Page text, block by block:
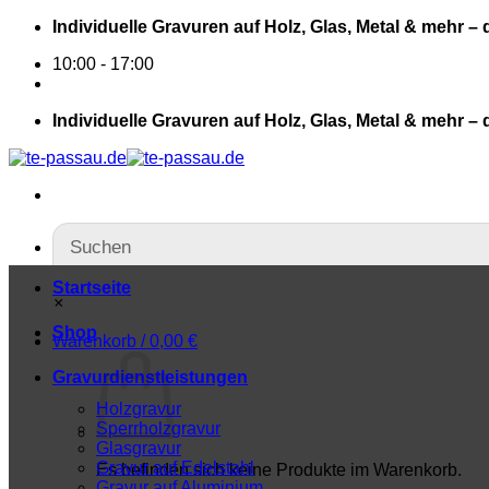
Individuelle Gravuren auf Holz, Glas, Metal & mehr –
10:00 - 17:00
Individuelle Gravuren auf Holz, Glas, Metal & mehr –
×
Warenkorb /0,00 €
Es befinden sich keine Produkte im Warenkorb.
Startseite
Shop
Gravurdienstleistungen
Holzgravur
Sperrholzgravur
Glasgravur
Gravur auf Edelstahl